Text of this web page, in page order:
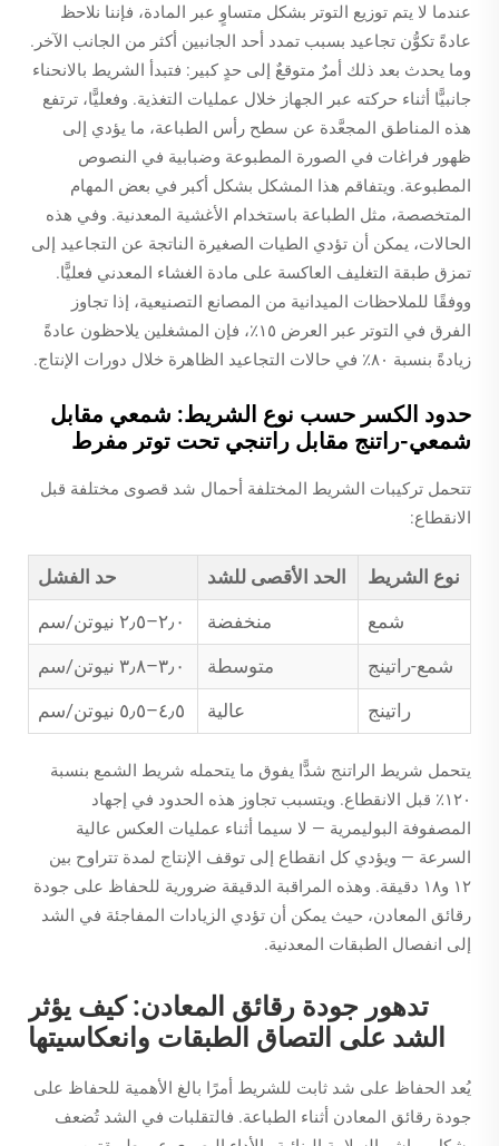
عندما لا يتم توزيع التوتر بشكل متساوٍ عبر المادة، فإننا نلاحظ
عادةً تكوُّن تجاعيد بسبب تمدد أحد الجانبين أكثر من الجانب الآخر.
وما يحدث بعد ذلك أمرٌ متوقعٌ إلى حدٍ كبير: فتبدأ الشريط بالانحناء
جانبيًّا أثناء حركته عبر الجهاز خلال عمليات التغذية. وفعليًّا، ترتفع
هذه المناطق المجعَّدة عن سطح رأس الطباعة، ما يؤدي إلى
ظهور فراغات في الصورة المطبوعة وضبابية في النصوص
المطبوعة. ويتفاقم هذا المشكل بشكل أكبر في بعض المهام
المتخصصة، مثل الطباعة باستخدام الأغشية المعدنية. وفي هذه
الحالات، يمكن أن تؤدي الطيات الصغيرة الناتجة عن التجاعيد إلى
تمزق طبقة التغليف العاكسة على مادة الغشاء المعدني فعليًّا.
ووفقًا للملاحظات الميدانية من المصانع التصنيعية، إذا تجاوز
الفرق في التوتر عبر العرض ١٥٪، فإن المشغلين يلاحظون عادةً
زيادةً بنسبة ٨٠٪ في حالات التجاعيد الظاهرة خلال دورات الإنتاج.
حدود الكسر حسب نوع الشريط: شمعي مقابل
شمعي-راتنج مقابل راتنجي تحت توتر مفرط
تتحمل تركيبات الشريط المختلفة أحمال شد قصوى مختلفة قبل
الانقطاع:
نوع الشريط الحد الأقصى للشد
حد الفشل
شمع
منخفضة
٢٫٠–٢٫٥ نيوتن/سم
شمع-راتينج
متوسطة
٣٫٠–٣٫٨ نيوتن/سم
راتينج
عالية ٤٫٥–٥٫٥ نيوتن/سم
يتحمل شريط الراتنج شدًّا يفوق ما يتحمله شريط الشمع بنسبة
١٢٠٪ قبل الانقطاع. ويتسبب تجاوز هذه الحدود في إجهاد
المصفوفة البوليمرية — لا سيما أثناء عمليات العكس عالية
السرعة — ويؤدي كل انقطاع إلى توقف الإنتاج لمدة تتراوح بين
١٢ و١٨ دقيقة. وهذه المراقبة الدقيقة ضرورية للحفاظ على جودة
رقائق المعادن، حيث يمكن أن تؤدي الزيادات المفاجئة في الشد
إلى انفصال الطبقات المعدنية.
تدهور جودة رقائق المعادن: كيف يؤثر
الشد على التصاق الطبقات وانعكاسيتها
يُعد الحفاظ على شد ثابت للشريط أمرًا بالغ الأهمية للحفاظ على
جودة رقائق المعادن أثناء الطباعة. فالتقلبات في الشد تُضعف